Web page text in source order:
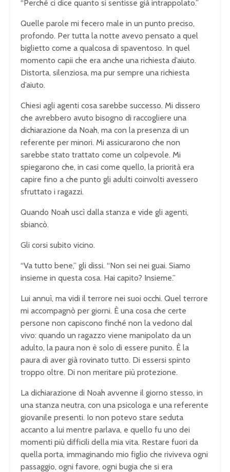
“Perché ci dice quanto si sentisse già intrappolato.”
Quelle parole mi fecero male in un punto preciso,
profondo. Per tutta la notte avevo pensato a quel
biglietto come a qualcosa di spaventoso. In quel
momento capii che era anche una richiesta d’aiuto.
Distorta, silenziosa, ma pur sempre una richiesta
d’aiuto.
Chiesi agli agenti cosa sarebbe successo. Mi dissero
che avrebbero avuto bisogno di raccogliere una
dichiarazione da Noah, ma con la presenza di un
referente per minori. Mi assicurarono che non
sarebbe stato trattato come un colpevole. Mi
spiegarono che, in casi come quello, la priorità era
capire fino a che punto gli adulti coinvolti avessero
sfruttato i ragazzi.
Quando Noah uscì dalla stanza e vide gli agenti,
sbiancò.
Gli corsi subito vicino.
“Va tutto bene,” gli dissi. “Non sei nei guai. Siamo
insieme in questa cosa. Hai capito? Insieme.”
Lui annuì, ma vidi il terrore nei suoi occhi. Quel terrore
mi accompagnò per giorni. È una cosa che certe
persone non capiscono finché non la vedono dal
vivo: quando un ragazzo viene manipolato da un
adulto, la paura non è solo di essere punito. È la
paura di aver già rovinato tutto. Di essersi spinto
troppo oltre. Di non meritare più protezione.
La dichiarazione di Noah avvenne il giorno stesso, in
una stanza neutra, con una psicologa e una referente
giovanile presenti. Io non potevo stare seduta
accanto a lui mentre parlava, e quello fu uno dei
momenti più difficili della mia vita. Restare fuori da
quella porta, immaginando mio figlio che riviveva ogni
passaggio, ogni favore, ogni bugia che si era